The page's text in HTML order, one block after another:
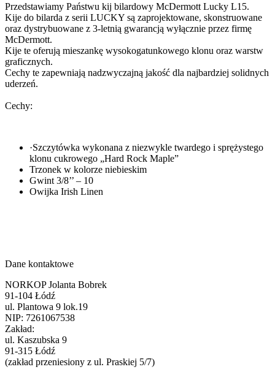
Przedstawiamy Państwu kij bilardowy McDermott Lucky L15.
Kije do bilarda z serii LUCKY są zaprojektowane, skonstruowane
oraz dystrybuowane z 3-letnią gwarancją wyłącznie przez firmę
McDermott.
Kije te oferują mieszankę wysokogatunkowego klonu oraz warstw
graficznych.
Cechy te zapewniają nadzwyczajną jakość dla najbardziej solidnych
uderzeń.
Cechy:
·Szczytówka wykonana z niezwykle twardego i sprężystego
klonu cukrowego „Hard Rock Maple”
Trzonek w kolorze niebieskim
Gwint 3/8’’ – 10
Owijka Irish Linen
Dane kontaktowe
NORKOP Jolanta Bobrek
91-104 Łódź
ul. Plantowa 9 lok.19
NIP: 7261067538
Zakład:
ul. Kaszubska 9
91-315 Łódź
(zakład przeniesiony z ul. Praskiej 5/7)